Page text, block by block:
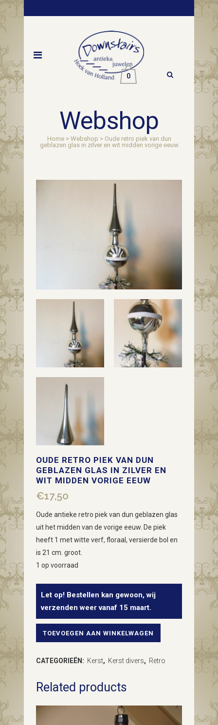
0
Webshop
Home> Webshop > Oude retro piek van dun
geblazen glas in zilver en wit midden vorige eeuw
OUDE RETRO PIEK VAN DUN
GEBLAZEN GLAS IN ZILVER EN
WIT MIDDEN VORIGE EEUW
€17,50
Oude antieke retro piek van dun geblazen glas
uit het midden van de vorige eeuw. De piek
heeft 1 met witte verf, floraal, versierde bol en
is 21 cm. groot.
1 op voorraad
Let op! Bestellen kan gewoon, wij
verzenden weer vanaf 15 maart.
Oude
van
dun
TOEVOEGEN AAN WINKELWAGEN
CATEGORIEËN: Kerst, Kerst divers, Retro
Related products